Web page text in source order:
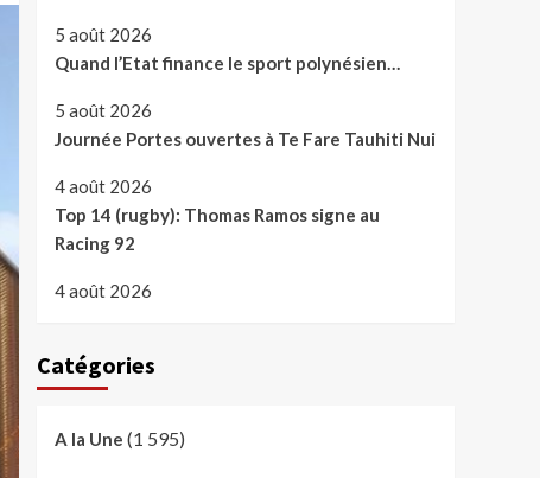
5 août 2026
Quand l’Etat finance le sport polynésien…
5 août 2026
Journée Portes ouvertes à Te Fare Tauhiti Nui
4 août 2026
Top 14 (rugby): Thomas Ramos signe au
Racing 92
4 août 2026
Catégories
A la Une (1 595)